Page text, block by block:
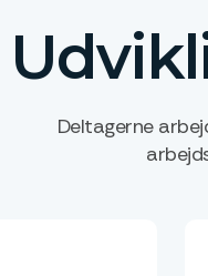
Deltagerne